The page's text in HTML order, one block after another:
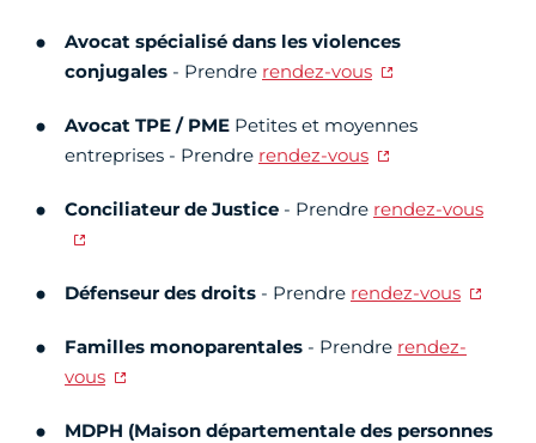
Avocat spécialisé dans les violences
conjugales - Prendre rendez-vous
Avocat TPE / PME Petites et moyennes
entreprises - Prendre rendez-vous
Conciliateur de Justice - Prendre rendez-vous
Défenseur des droits - Prendre rendez-vous
Familles monoparentales - Prendre rendez-
vous
MDPH (Maison départementale des personnes